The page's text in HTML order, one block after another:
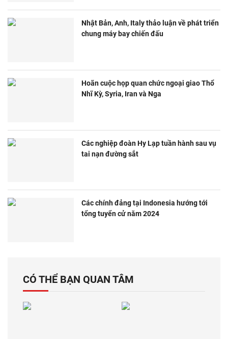
Nhật Bản, Anh, Italy thảo luận về phát triển
chung máy bay chiến đấu
Hoãn cuộc họp quan chức ngoại giao Thổ
Nhĩ Kỳ, Syria, Iran và Nga
Các nghiệp đoàn Hy Lạp tuần hành sau vụ
tai nạn đường sắt
Các chính đảng tại Indonesia hướng tới
tổng tuyển cử năm 2024
CÓ THỂ BẠN QUAN TÂM